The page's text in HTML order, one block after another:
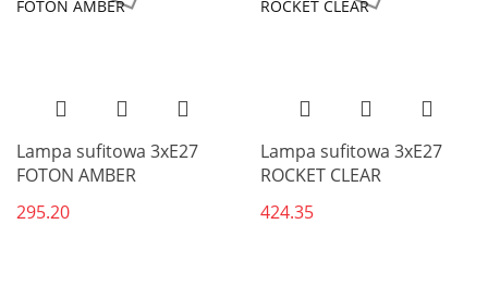
Lampa sufitowa 3xE27
FOTON AMBER
295.20
Lampa sufitowa 3xE27
ROCKET CLEAR
424.35